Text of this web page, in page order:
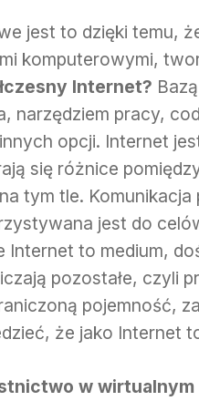
jest to dzięki temu,
komputerowymi,
Internet?
narzędziem pracy,
opcji. Internet
się różnice
tym tle.
jest do
Internet to medium,
pozostałe, czyli
pojemność,
że jako Internet
w wirtualnym